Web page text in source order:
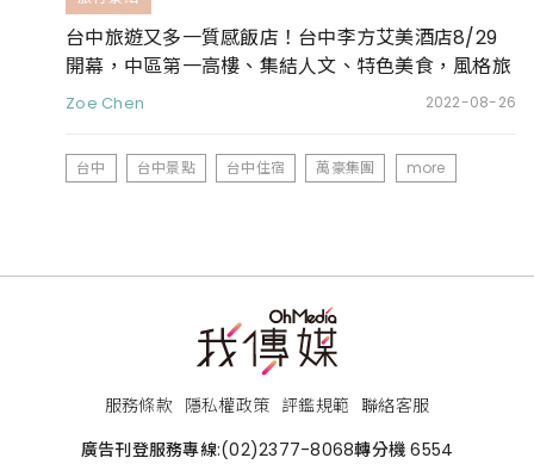
台中旅遊又多一質感飯店！台中李方艾美酒店8/29
開幕，中區第一高樓、集結人文、特色美食，風格旅
人必住
Zoe Chen 2022-08-26
台中 台中景點 台中住宿 萬豪集團 more
服務條款 隱私權政策 評鑑規範 聯絡客服
廣告刊登服務專線:(02)2377-8068轉分機 6554